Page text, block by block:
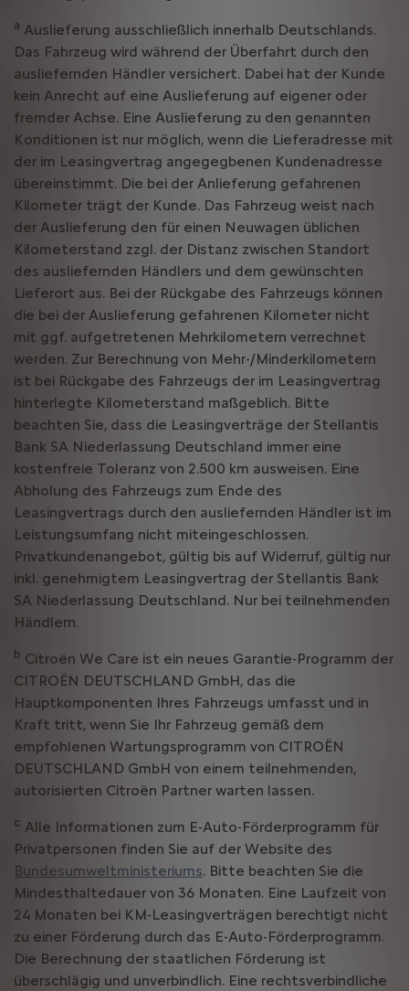
a Auslieferung ausschließlich innerhalb Deutschlands.
Das Fahrzeug wird während der Überfahrt durch den
ausliefernden Händler versichert. Dabei hat der Kunde
kein Anrecht auf eine Auslieferung auf eigener oder
fremder Achse. Eine Auslieferung zu den genannten
Konditionen ist nur möglich, wenn die Lieferadresse mit
der im Leasingvertrag angegegbenen Kundenadresse
übereinstimmt. Die bei der Anlieferung gefahrenen
Kilometer trägt der Kunde. Das Fahrzeug weist nach
der Auslieferung den für einen Neuwagen üblichen
Kilometerstand zzgl. der Distanz zwischen Standort
des ausliefernden Händlers und dem gewünschten
Lieferort aus. Bei der Rückgabe des Fahrzeugs können
die bei der Auslieferung gefahrenen Kilometer nicht
mit ggf. aufgetretenen Mehrkilometern verrechnet
werden. Zur Berechnung von Mehr-/Minderkilometern
ist bei Rückgabe des Fahrzeugs der im Leasingvertrag
hinterlegte Kilometerstand maßgeblich. Bitte
beachten Sie, dass die Leasingverträge der Stellantis
Bank SA Niederlassung Deutschland immer eine
kostenfreie Toleranz von 2.500 km ausweisen. Eine
Abholung des Fahrzeugs zum Ende des
Leasingvertrags durch den ausliefernden Händler ist im
Leistungsumfang nicht miteingeschlossen.
Privatkundenangebot, gültig bis auf Widerruf, gültig nur
inkl. genehmigtem Leasingvertrag der Stellantis Bank
SA Niederlassung Deutschland. Nur bei teilnehmenden
Händlern.
b Citroën We Care ist ein neues Garantie-Programm der
CITROËN DEUTSCHLAND GmbH, das die
Hauptkomponenten Ihres Fahrzeugs umfasst und in
Kraft tritt, wenn Sie Ihr Fahrzeug gemäß dem
empfohlenen Wartungsprogramm von CITROËN
DEUTSCHLAND GmbH von einem teilnehmenden,
autorisierten Citroën Partner warten lassen.
c Alle Informationen zum E-Auto-Förderprogramm für
Privatpersonen finden Sie auf der Website des
Bundesumweltministeriums. Bitte beachten Sie die
Mindesthaltedauer von 36 Monaten. Eine Laufzeit von
24 Monaten bei KM-Leasingverträgen berechtigt nicht
zu einer Förderung durch das E-Auto-Förderprogramm.
Die Berechnung der staatlichen Förderung ist
überschlägig und unverbindlich. Eine rechtsverbindliche